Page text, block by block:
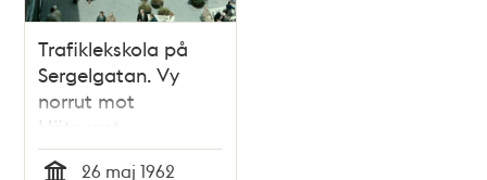
Trafiklekskola på
Sergelgatan. Vy
norrut mot
Hötorget
26 maj 1962